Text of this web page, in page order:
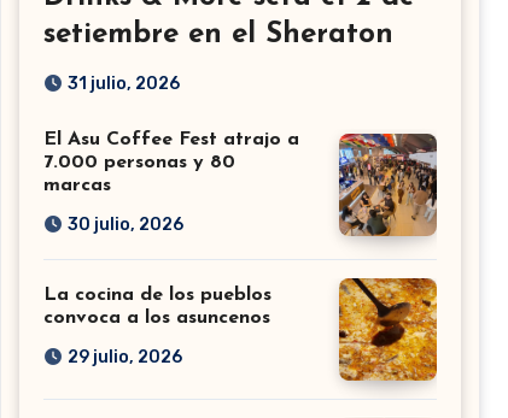
setiembre en el Sheraton
31 julio, 2026
El Asu Coffee Fest atrajo a
7.000 personas y 80
marcas
30 julio, 2026
La cocina de los pueblos
convoca a los asuncenos
29 julio, 2026